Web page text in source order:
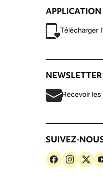
Télécharger
NEWSLETTER
Recevoir les
SUIVEZ-